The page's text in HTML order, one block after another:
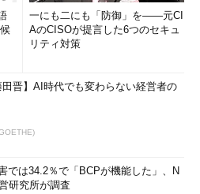
一にも二にも「防御」を――元CI
AのCISOが提言した6つのセキュ
リティ対策
田晋】AI時代でも変わらない経営者の
では34.2％で「BCPが機能した」、N
研究所が調査